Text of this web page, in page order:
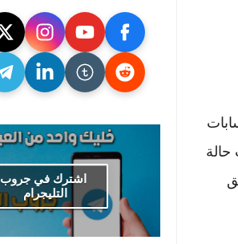
حالة
اشترك في جروب
التليجرام